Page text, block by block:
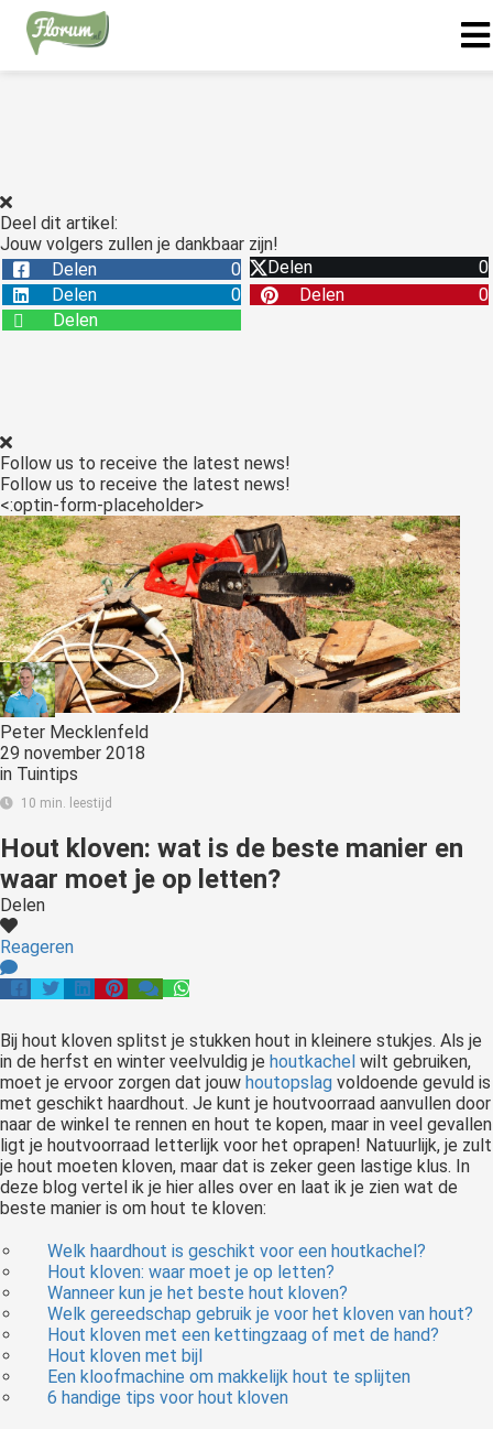
Deel dit artikel:
Jouw volgers zullen je dankbaar zijn!
Delen
0 Delen
0
Delen
0 Delen
0
Delen
Follow us to receive the latest news!
Follow us to receive the latest news!
<:optin-form-placeholder>
Peter Mecklenfeld
29 november 2018
in Tuintips
10 min. leestijd
Hout kloven: wat is de beste manier en
waar moet je op letten?
Delen
Reageren
Bij hout kloven splitst je stukken hout in kleinere stukjes. Als je
in de herfst en winter veelvuldig je houtkachel wilt gebruiken,
moet je ervoor zorgen dat jouw houtopslag voldoende gevuld is
met geschikt haardhout. Je kunt je houtvoorraad aanvullen door
naar de winkel te rennen en hout te kopen, maar in veel gevallen
ligt je houtvoorraad letterlijk voor het oprapen! Natuurlijk, je zult
je hout moeten kloven, maar dat is zeker geen lastige klus. In
deze blog vertel ik je hier alles over en laat ik je zien wat de
beste manier is om hout te kloven:
Welk haardhout is geschikt voor een houtkachel?
Hout kloven: waar moet je op letten?
Wanneer kun je het beste hout kloven?
Welk gereedschap gebruik je voor het kloven van hout?
Hout kloven met een kettingzaag of met de hand?
Hout kloven met bijl
Een kloofmachine om makkelijk hout te splijten
6 handige tips voor hout kloven